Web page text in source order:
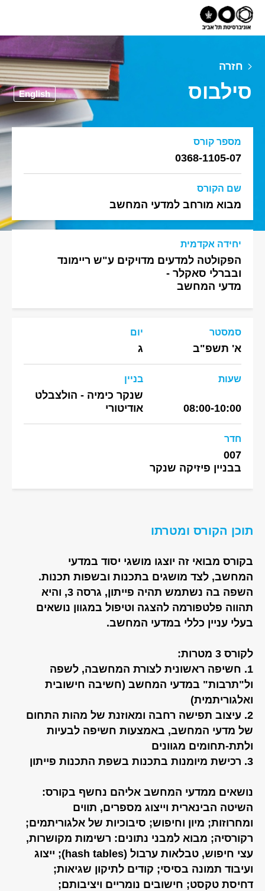
חזרה
סילבוס English
מספר קורס
0368-1105-07
שם הקורס
מבוא מורחב למדעי המחשב
יחידה אקדמית
הפקולטה למדעים מדויקים ע"ש ריימונד
ובברלי סאקלר -
מדעי המחשב
סמסטר
א' תשפ"ב
יום
ג
שעות
08:00-10:00
בניין
שנקר כימיה - הולצבלט
אודיטורי
חדר
007
בבניין פיזיקה שנקר
תוכן הקורס ומטרתו
בקורס מבואי זה יוצגו מושגי יסוד במדעי
המחשב, לצד מושגים בתכנות ובשפות תכנות.
השפה בה נשתמש תהיה פייתון, גרסה 3, והיא
תהווה פלטפורמה להצגה וטיפול במגוון נושאים
בעלי עניין כללי במדעי המחשב.
לקורס 3 מטרות:
1. חשיפה ראשונית לצורת המחשבה, לשפה
ול"תרבות" במדעי המחשב (חשיבה חישובית
ואלגוריתמית)
2. עיצוב תפישה רחבה ומאוזנת של מהות התחום
של מדעי המחשב, באמצעות חשיפה לבעיות
ולתת-תחומים מגוונים
3. רכישת מיומנות בתכנות בשפת התכנות פייתון
נושאים ממדעי המחשב אליהם נחשף בקורס:
השיטה הבינארית וייצוג מספרים, תווים
ומחרוזות; מיון וחיפוש; סיבוכיות של אלגוריתמים;
רקורסיה; מבוא למבני נתונים: רשימות מקושרות,
עצי חיפוש, טבלאות ערבול (hash tables); ייצוג
ועיבוד תמונה בסיסי; קודים לתיקון שגיאות;
דחיסת טקסט; חישובים נומריים ויציבותם;